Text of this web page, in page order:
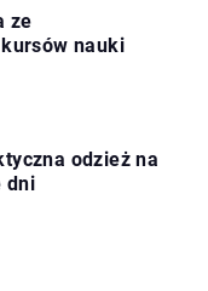
ze
nauki
odzież na
dni